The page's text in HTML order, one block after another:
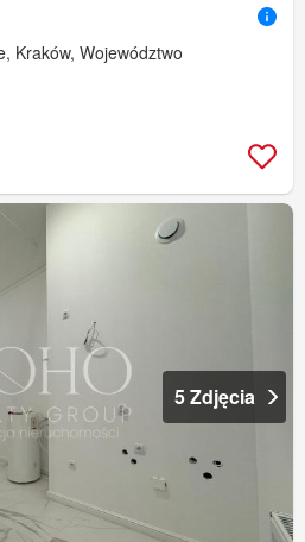
Kraków, Województwo
5 Zdjęcia